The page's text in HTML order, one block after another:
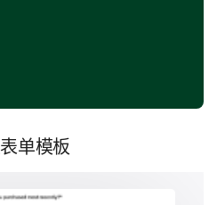
的障碍与您相关？请提
说明。
单模板